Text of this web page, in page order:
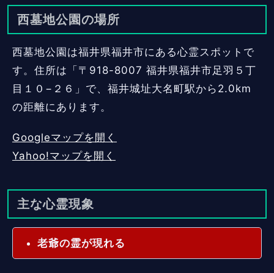
西墓地公園の場所
西墓地公園は福井県福井市にある心霊スポットで
す。住所は「〒918-8007 福井県福井市足羽５丁
目１０−２６」で、福井城址大名町駅から2.0km
の距離にあります。
Googleマップを開く
Yahoo!マップを開く
主な心霊現象
老爺の霊が現れる